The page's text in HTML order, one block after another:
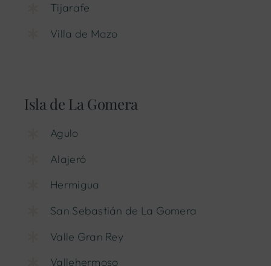
Tijarafe
Villa de Mazo
Isla de La Gomera
Agulo
Alajeró
Hermigua
San Sebastián de La Gomera
Valle Gran Rey
Vallehermoso